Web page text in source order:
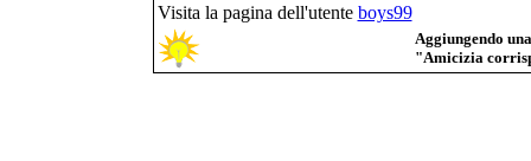
Visita la pagina dell'utente boys99
Aggiungendo
"Amicizia